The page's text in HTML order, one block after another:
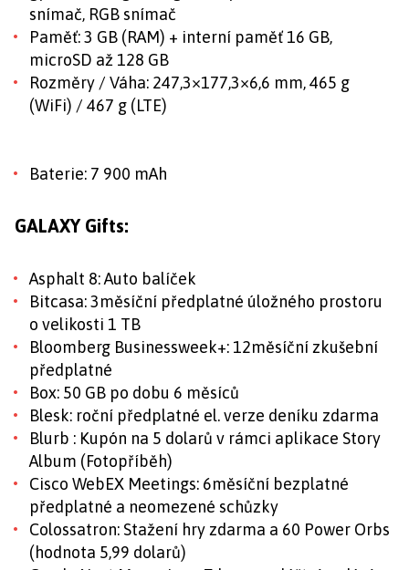
snímač, RGB snímač
Paměť: 3 GB (RAM) + interní paměť 16 GB,
microSD až 128 GB
Rozměry / Váha: 247,3×177,3×6,6 mm, 465 g
(WiFi) / 467 g (LTE)
Baterie: 7 900 mAh
GALAXY Gifts:
Asphalt 8: Auto balíček
Bitcasa: 3měsíční předplatné úložného prostoru
o velikosti 1 TB
Bloomberg Businessweek+: 12měsíční zkušební
předplatné
Box: 50 GB po dobu 6 měsíců
Blesk: roční předplatné el. verze deníku zdarma
Blurb : Kupón na 5 dolarů v rámci aplikace Story
Album (Fotopříběh)
Cisco WebEX Meetings: 6měsíční bezplatné
předplatné a neomezené schůzky
Colossatron: Stažení hry zdarma a 60 Power Orbs
(hodnota 5,99 dolarů)